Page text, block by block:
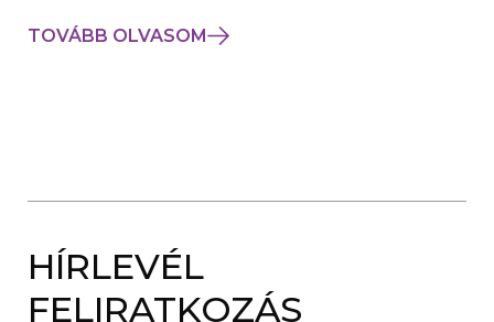
TOVÁBB OLVASOM
HÍRLEVÉL
FELIRATKOZÁS